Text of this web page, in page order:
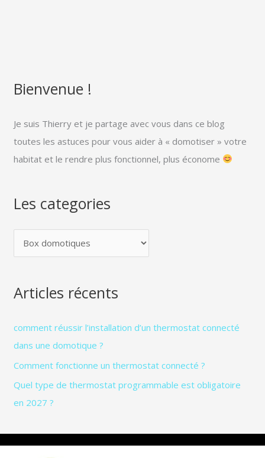
Bienvenue !
Je suis Thierry et je partage avec vous dans ce blog
toutes les astuces pour vous aider à « domotiser » votre
habitat et le rendre plus fonctionnel, plus économe
Les categories
L
s
c
a
g
o
s
Articles récents
comment réussir l’installation d’un thermostat connecté
dans une domotique ?
Comment fonctionne un thermostat connecté ?
Quel type de thermostat programmable est obligatoire
en 2027 ?